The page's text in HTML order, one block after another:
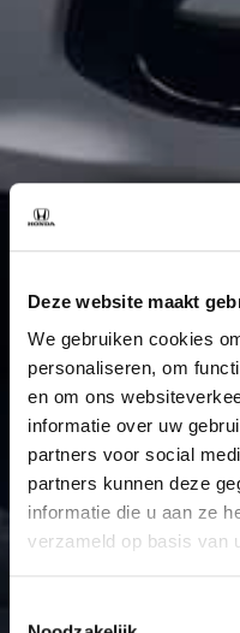
Deze website maakt
We gebruiken cookies
personaliseren, om
en om ons
informatie over uw
partners voor social
partners kunnen deze
informatie die u aan ze
verzameld op basis van